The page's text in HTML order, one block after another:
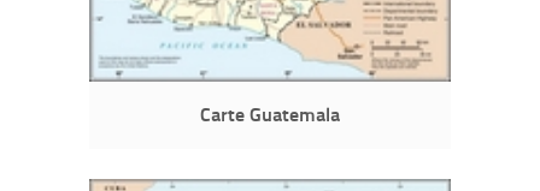
Carte Guatemala